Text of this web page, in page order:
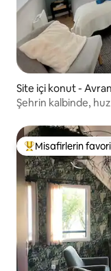
Site içi konut -
Şehrin kalbinde,
Misafirlerin
Misafirlerin